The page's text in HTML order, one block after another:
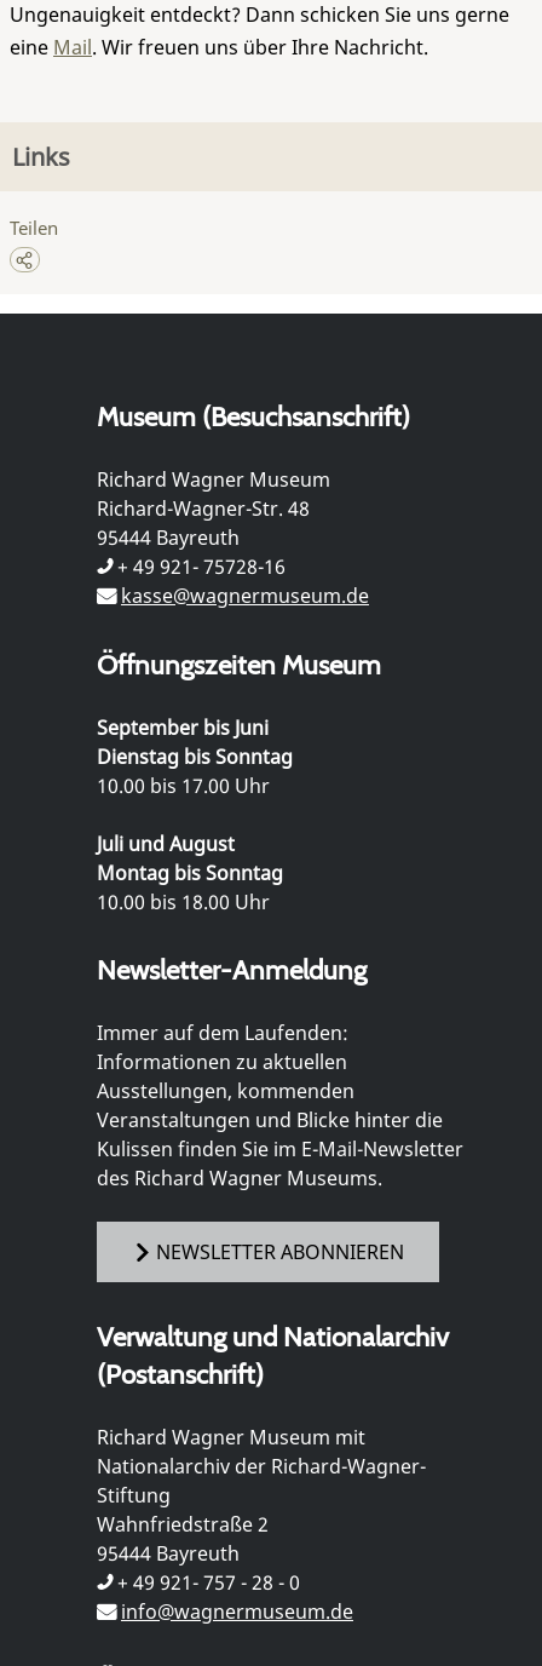
Ungenauigkeit entdeckt? Dann schicken Sie uns gerne
eine Mail. Wir freuen uns über Ihre Nachricht.
Links
Teilen
Museum (Besuchsanschrift)
Richard Wagner Museum
Richard-Wagner-Str. 48
95444 Bayreuth
+ 49 921- 75728-16
kasse@wagnermuseum.de
Öffnungszeiten Museum
September bis Juni
Dienstag bis Sonntag
10.00 bis 17.00 Uhr
Juli und August
Montag bis Sonntag
10.00 bis 18.00 Uhr
Newsletter-Anmeldung
Immer auf dem Laufenden:
Informationen zu aktuellen
Ausstellungen, kommenden
Veranstaltungen und Blicke hinter die
Kulissen finden Sie im E-Mail-Newsletter
des Richard Wagner Museums.
NEWSLETTER ABONNIEREN
Verwaltung und Nationalarchiv
(Postanschrift)
Richard Wagner Museum mit
Nationalarchiv der Richard-Wagner-
Stiftung
Wahnfriedstraße 2
95444 Bayreuth
+ 49 921- 757 - 28 - 0
info@wagnermuseum.de